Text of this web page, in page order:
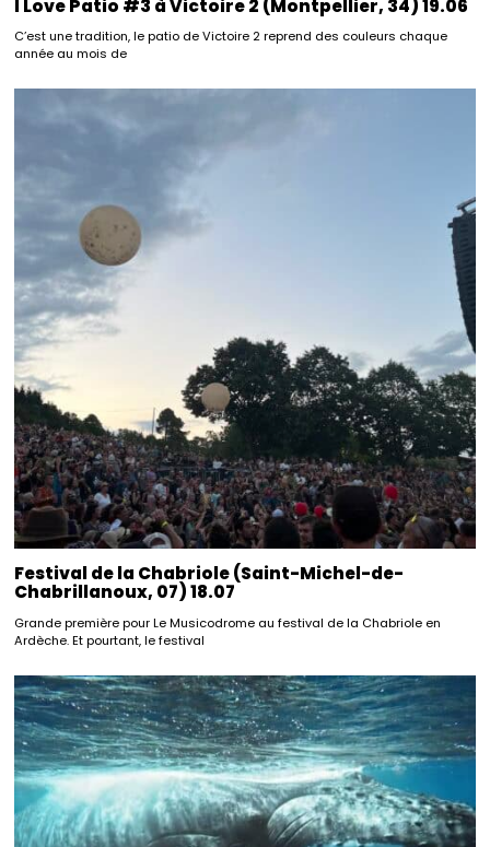
I Love Patio #3 à Victoire 2 (Montpellier, 34) 19.06
C’est une tradition, le patio de Victoire 2 reprend des couleurs chaque
année au mois de
Festival de la Chabriole (Saint-Michel-de-
Chabrillanoux, 07) 18.07
Grande première pour Le Musicodrome au festival de la Chabriole en
Ardèche. Et pourtant, le festival